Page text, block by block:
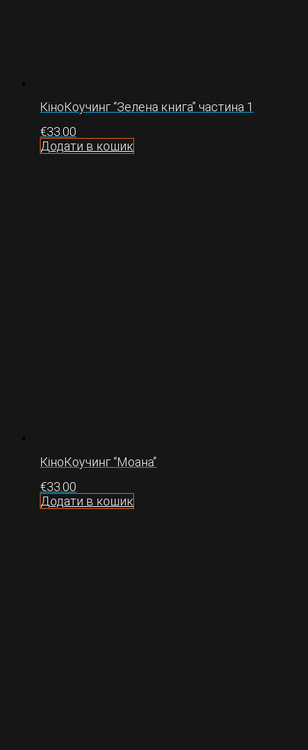
КіноКоучинг “Зелена книга” частина 1
€33.00
Додати в кошик
КіноКоучинг “Моана”
€33.00
Додати в кошик